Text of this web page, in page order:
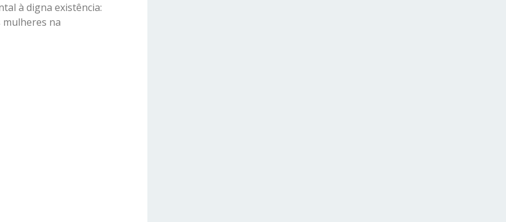
à digna existência:
mulheres na